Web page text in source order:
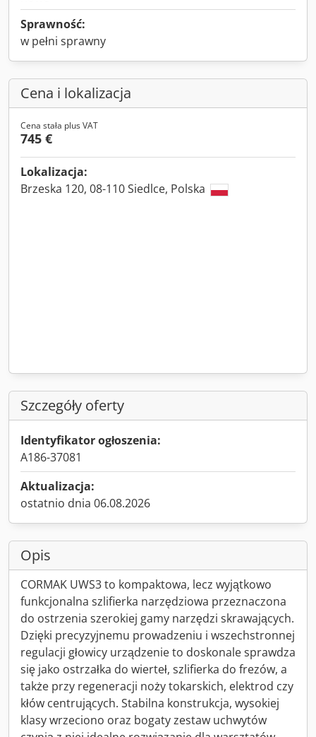
Sprawność:
w pełni sprawny
Cena i lokalizacja
Cena stała plus VAT
745 €
Lokalizacja:
Brzeska 120, 08-110 Siedlce, Polska
Szczegóły oferty
Identyfikator ogłoszenia:
A186-37081
Aktualizacja:
ostatnio dnia 06.08.2026
Opis
CORMAK UWS3 to kompaktowa, lecz wyjątkowo
funkcjonalna szlifierka narzędziowa przeznaczona
do ostrzenia szerokiej gamy narzędzi skrawających.
Dzięki precyzyjnemu prowadzeniu i wszechstronnej
regulacji głowicy urządzenie to doskonale sprawdza
się jako ostrzałka do wierteł, szlifierka do frezów, a
także przy regeneracji noży tokarskich, elektrod czy
kłów centrujących. Stabilna konstrukcja, wysokiej
klasy wrzeciono oraz bogaty zestaw uchwytów